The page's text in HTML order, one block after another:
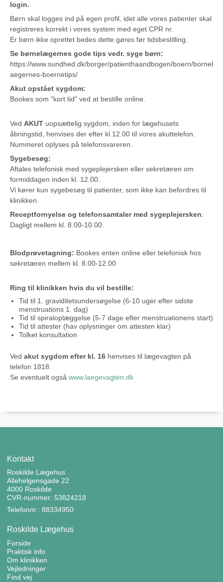
login.
Børn skal logges ind på egen profil, idet alle vores patienter skal
registreres korrekt i vores system med eget CPR nr.
Er børn ikke oprettet bedes dette gøres før tidsbestilling.
Se børnelægernes gode tips vedr. syge børn:
https://www.sundhed.dk/borger/patienthaandbogen/boern/bornel
aegernes-boernetips/
Akut opstået sygdom:
Bookes som "kort tid" ved at bestille online.
Ved AKUT uopsættelig sygdom, inden for lægehusets
åbningstid, henvises der efter kl.12.00 til vores akuttelefon.
Nummeret oplyses på telefonsvareren.
Sygebesøg:
Aftales telefonisk med sygeplejersken eller sekretæren om
formiddagen inden kl. 12.00.
Vi kører kun sygebesøg til patienter, som ikke kan befordres til
klinikken.
Receptfornyelse og telefonsamtaler med sygeplejersken:
Dagligt mellem kl. 8.00-10.00.
Blodprøvetagning: Bookes enten online eller telefonisk hos
sekretæren mellem kl. 8.00-12.00
Ring til klinikken hvis du vil bestille:
Tid til 1. graviditetsundersøgelse (6-10 uger efter sidste
menstruations 1. dag)
Tid til spiraloplæggelse (5-7 dage efter menstruationens start)
Tid til attester (hav oplysninger om attesten klar)
Tolket konsultation
Ved akut sygdom efter kl. 16 henvises til lægevagten på
telefon 1818.
Se eventuelt også www.laegevagten.dk
Kontakt
Roskilde Lægehus
Allehelgensgade 22
4000 Roskilde
CVR-nummer: 53824218
Telefonnr.: 88334950
Roskilde Lægehus
Forside
Praktisk info
Om klinikken
Vejledninger
Find vej